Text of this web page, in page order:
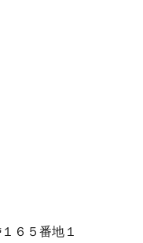
６５番地１